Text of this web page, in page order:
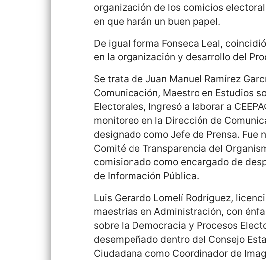
organización de los comicios
en que harán un buen papel.
De igual forma Fonseca Leal,
en la organización y desarrollo del
Se trata de Juan Manuel Ramírez
Comunicación, Maestro en Estudios
Electorales, Ingresó a laborar a
monitoreo en la Dirección de
designado como Jefe de Prensa. Fue
Comité de Transparencia del
comisionado como encargado de
de Información Pública.
Luis Gerardo Lomelí Rodríguez,
maestrías en Administración, con
sobre la Democracia y Procesos
desempeñado dentro del Consejo
Ciudadana como Coordinador de